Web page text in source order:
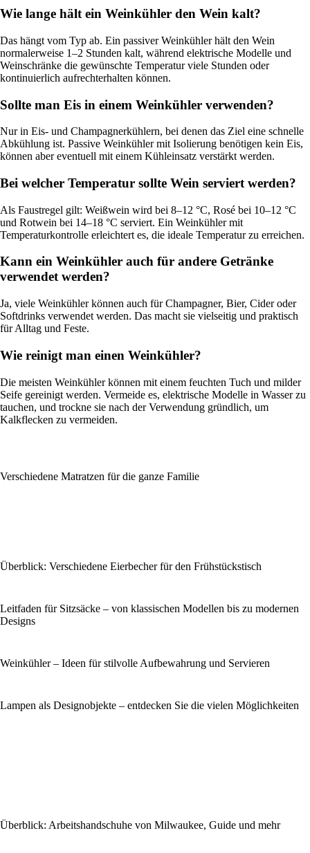
Wie lange hält ein Weinkühler den Wein kalt?
Das hängt vom Typ ab. Ein passiver Weinkühler hält den Wein
normalerweise 1–2 Stunden kalt, während elektrische Modelle und
Weinschränke die gewünschte Temperatur viele Stunden oder
kontinuierlich aufrechterhalten können.
Sollte man Eis in einem Weinkühler verwenden?
Nur in Eis- und Champagnerkühlern, bei denen das Ziel eine schnelle
Abkühlung ist. Passive Weinkühler mit Isolierung benötigen kein Eis,
können aber eventuell mit einem Kühleinsatz verstärkt werden.
Bei welcher Temperatur sollte Wein serviert werden?
Als Faustregel gilt: Weißwein wird bei 8–12 °C, Rosé bei 10–12 °C
und Rotwein bei 14–18 °C serviert. Ein Weinkühler mit
Temperaturkontrolle erleichtert es, die ideale Temperatur zu erreichen.
Kann ein Weinkühler auch für andere Getränke
verwendet werden?
Ja, viele Weinkühler können auch für Champagner, Bier, Cider oder
Softdrinks verwendet werden. Das macht sie vielseitig und praktisch
für Alltag und Feste.
Wie reinigt man einen Weinkühler?
Die meisten Weinkühler können mit einem feuchten Tuch und milder
Seife gereinigt werden. Vermeide es, elektrische Modelle in Wasser zu
tauchen, und trockne sie nach der Verwendung gründlich, um
Kalkflecken zu vermeiden.
Verschiedene Matratzen für die ganze Familie
Überblick: Verschiedene Eierbecher für den Frühstückstisch
Leitfaden für Sitzsäcke – von klassischen Modellen bis zu modernen
Designs
Weinkühler – Ideen für stilvolle Aufbewahrung und Servieren
Lampen als Designobjekte – entdecken Sie die vielen Möglichkeiten
Überblick: Arbeitshandschuhe von Milwaukee, Guide und mehr